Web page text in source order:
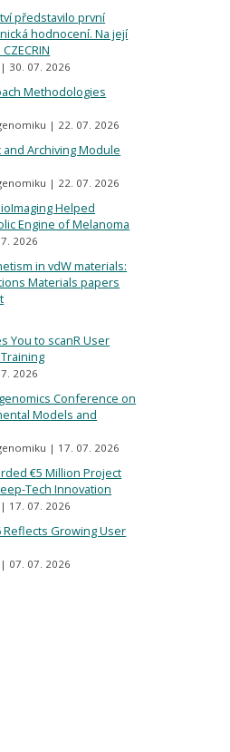
představilo první
hodnocení. Na její
30. 07. 2026
Methodologies
22. 07. 2026
Archiving Module
22. 07. 2026
Helped
Engine of Melanoma
2026
in vdW materials:
Materials papers
You to scanR User
2026
Conference on
Models and
17. 07. 2026
€5 Million Project
Tech Innovation
17. 07. 2026
Reflects Growing User
07. 07. 2026